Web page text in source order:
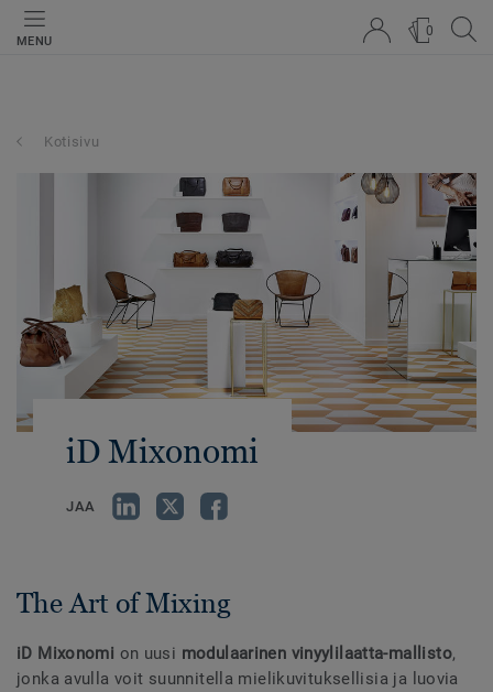
MENU
0
Kotisivu
iD Mixonomi
JAA
The Art of Mixing
iD Mixonomi on uusi modulaarinen vinyylilaatta-mallisto,
jonka avulla voit suunnitella mielikuvituksellisia ja luovia